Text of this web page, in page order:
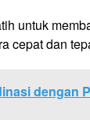
untuk
cepat dan
dengan